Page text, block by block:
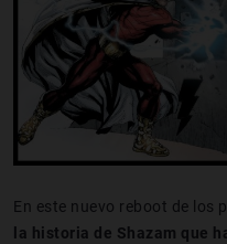
En este nuevo reboot de los
la historia de Shazam que